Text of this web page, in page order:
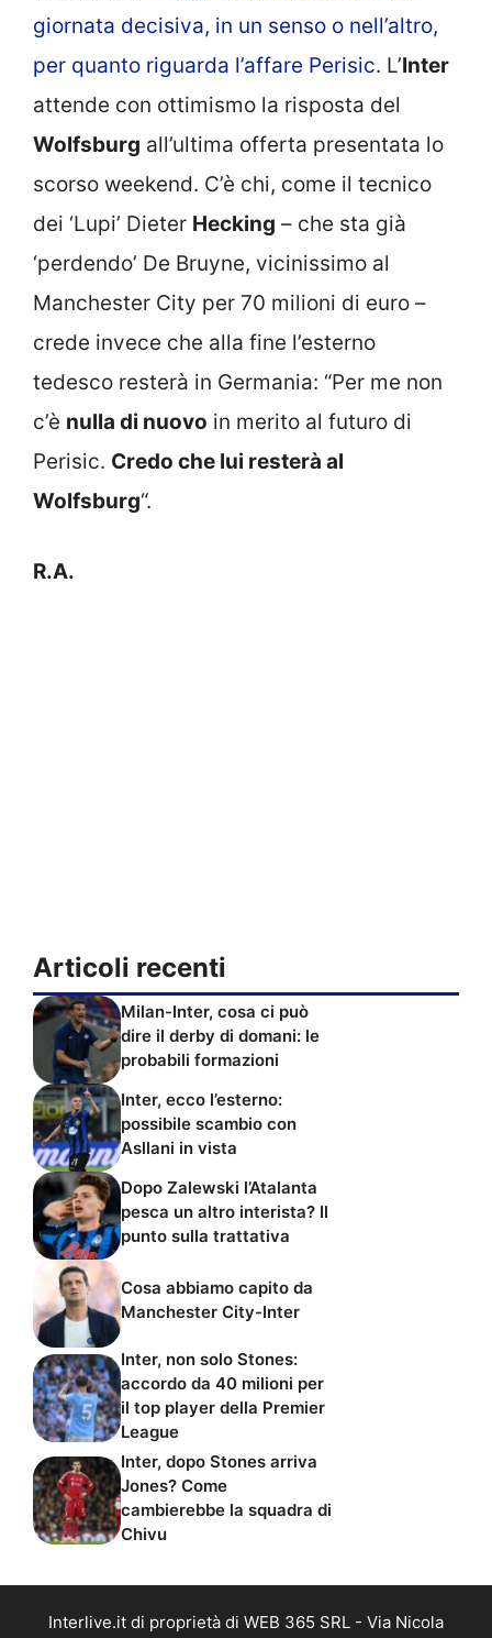
giornata decisiva, in un senso o nell’altro,
per quanto riguarda l’affare Perisic. L’Inter
attende con ottimismo la risposta del
Wolfsburg all’ultima offerta presentata lo
scorso weekend. C’è chi, come il tecnico
dei ‘Lupi’ Dieter Hecking – che sta già
‘perdendo’ De Bruyne, vicinissimo al
Manchester City per 70 milioni di euro –
crede invece che alla fine l’esterno
tedesco resterà in Germania: “Per me non
c’è nulla di nuovo in merito al futuro di
Perisic. Credo che lui resterà al
Wolfsburg“.
R.A.
Articoli recenti
Milan-Inter, cosa ci può
dire il derby di domani: le
probabili formazioni
Inter, ecco l’esterno:
possibile scambio con
Asllani in vista
Dopo Zalewski l’Atalanta
pesca un altro interista? Il
punto sulla trattativa
Cosa abbiamo capito da
Manchester City-Inter
Inter, non solo Stones:
accordo da 40 milioni per
il top player della Premier
League
Inter, dopo Stones arriva
Jones? Come
cambierebbe la squadra di
Chivu
Interlive.it di proprietà di WEB 365 SRL - Via Nicola